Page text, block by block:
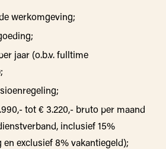
werkomgeving;
jaar (o.b.v. fulltime
tot € 3.220,- bruto per maand
inclusief 15%
en exclusief 8% vakantiegeld);